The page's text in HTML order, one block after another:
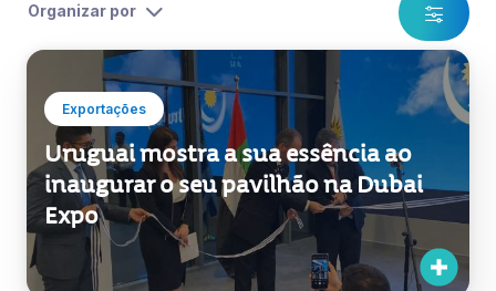
Organizar por
Exportações
Uruguai mostra a sua essência ao
inaugurar o seu pavilhão na Dubai
Expo